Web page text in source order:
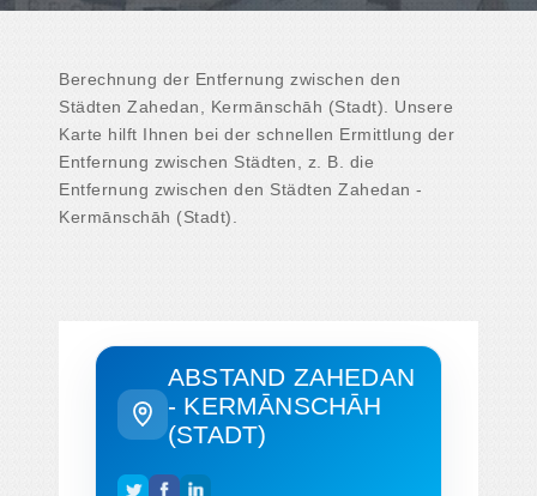
Berechnung der Entfernung zwischen den
Städten Zahedan, Kermānschāh (Stadt). Unsere
Karte hilft Ihnen bei der schnellen Ermittlung der
Entfernung zwischen Städten, z. B. die
Entfernung zwischen den Städten Zahedan -
Kermānschāh (Stadt).
ABSTAND ZAHEDAN
- KERMĀNSCHĀH
(STADT)